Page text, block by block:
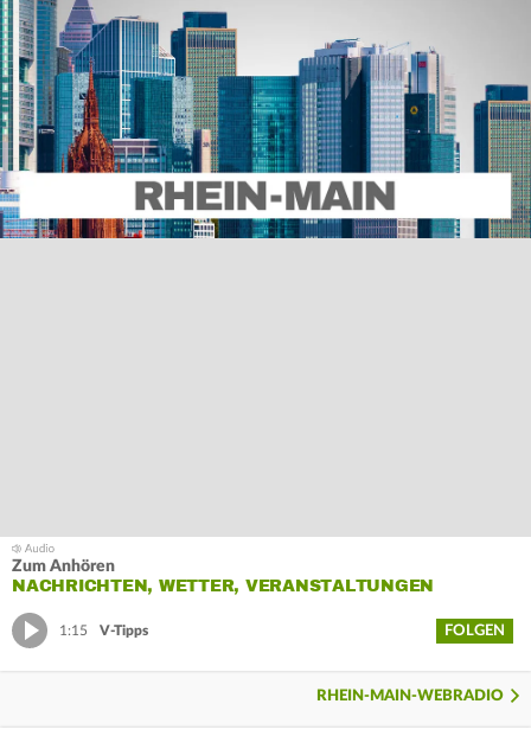
Zum Anhören
NACHRICHTEN, WETTER, VERANSTALTUNGEN
1:15 V-Tipps FOLGEN
RHEIN-MAIN-WEBRADIO